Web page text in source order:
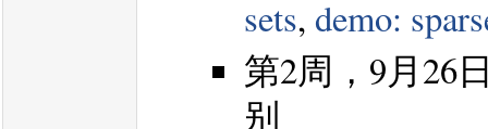
sets, demo:
第2周，9月26
别